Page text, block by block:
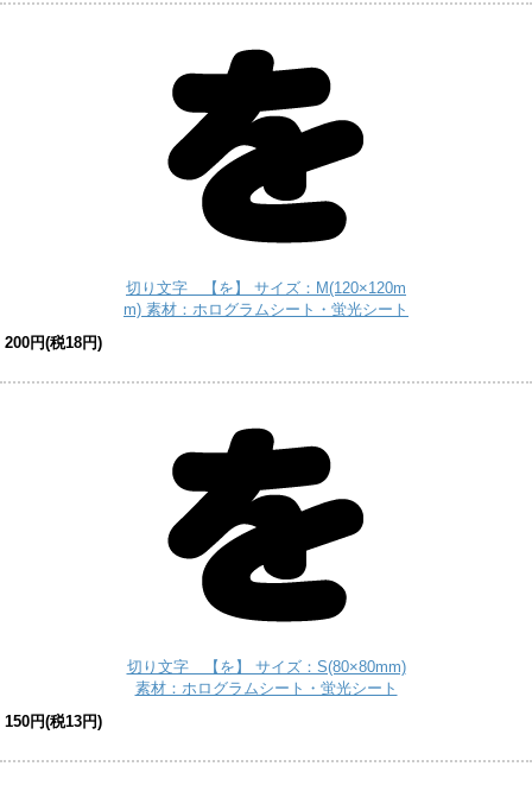
切り文字 【を】 サイズ：M(120×120m
m) 素材：ホログラムシート・蛍光シート
200円(税18円)
切り文字 【を】 サイズ：S(80×80mm)
素材：ホログラムシート・蛍光シート
150円(税13円)